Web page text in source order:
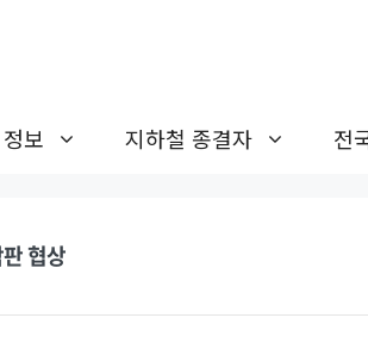
보 지하철 종결자 전
협상